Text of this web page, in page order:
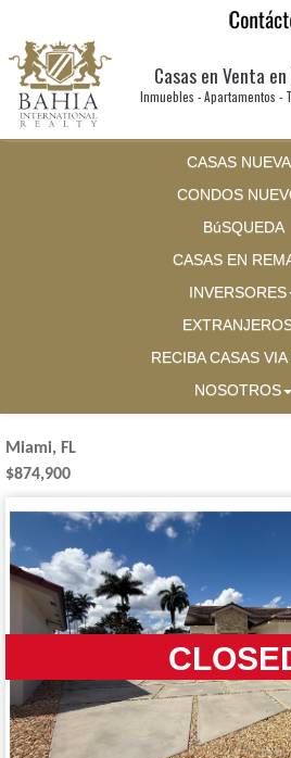
Casas en Venta
Inmuebles - Apartamentos -
CASAS
CONDOS
BúSQUEDA
CASAS EN
INVERSORES
RECIBA CASAS
NOSOTROS
Miami, FL
$874,900